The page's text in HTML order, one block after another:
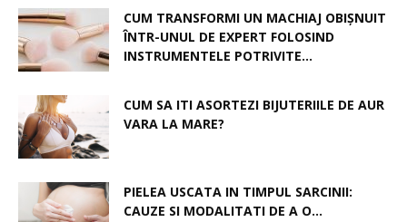
CUM TRANSFORMI UN MACHIAJ OBIȘNUIT
ÎNTR-UNUL DE EXPERT FOLOSIND
INSTRUMENTELE POTRIVITE...
CUM SA ITI ASORTEZI BIJUTERIILE DE AUR
VARA LA MARE?
PIELEA USCATA IN TIMPUL SARCINII:
CAUZE SI MODALITATI DE A O...